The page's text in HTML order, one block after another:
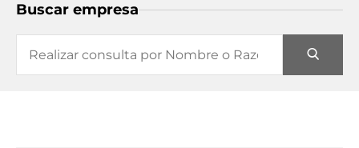
Buscar empresa